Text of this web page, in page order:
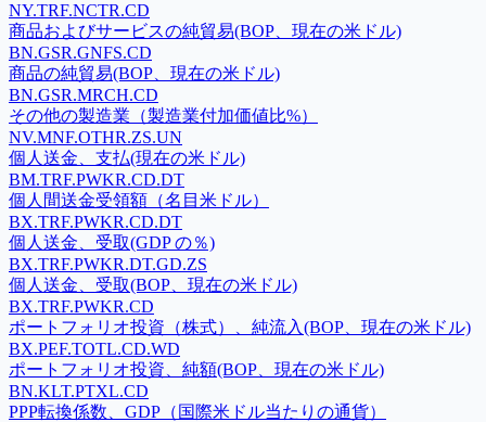
NY.TRF.NCTR.CD
商品およびサービスの純貿易(BOP、現在の米ドル)
BN.GSR.GNFS.CD
商品の純貿易(BOP、現在の米ドル)
BN.GSR.MRCH.CD
その他の製造業（製造業付加価値比%）
NV.MNF.OTHR.ZS.UN
個人送金、支払(現在の米ドル)
BM.TRF.PWKR.CD.DT
個人間送金受領額（名目米ドル）
BX.TRF.PWKR.CD.DT
個人送金、受取(GDP の％)
BX.TRF.PWKR.DT.GD.ZS
個人送金、受取(BOP、現在の米ドル)
BX.TRF.PWKR.CD
ポートフォリオ投資（株式）、純流入(BOP、現在の米ドル)
BX.PEF.TOTL.CD.WD
ポートフォリオ投資、純額(BOP、現在の米ドル)
BN.KLT.PTXL.CD
PPP転換係数、GDP（国際米ドル当たりの通貨）